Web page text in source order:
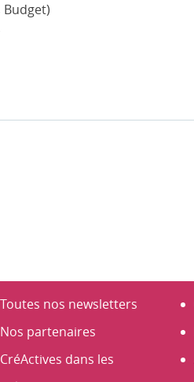
Budget)
Toutes nos newsletters
Nos partenaires
CréActives dans les